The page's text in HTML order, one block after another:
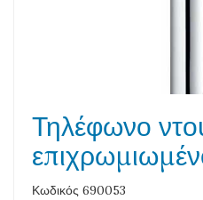
Τηλέφωνο
Κωδικός 690053